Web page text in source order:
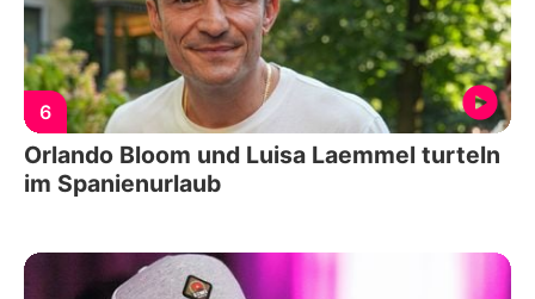
6
Orlando Bloom und Luisa Laemmel turteln
im Spanienurlaub